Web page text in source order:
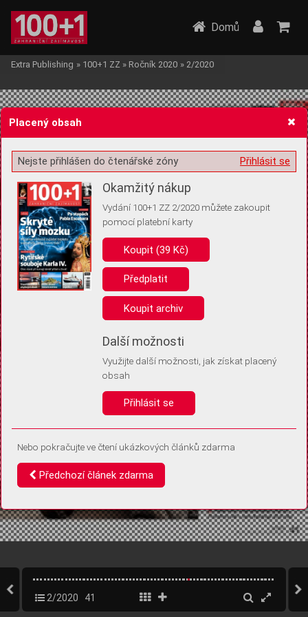
Žádost o souhlas s ukládáním volitelných informací
Pro základní fungování webu nepotřebujeme ukládat žádné informace
(tzv. cookies apod.). Rádi bychom vás ale požádali o souhlas s
uložením volitelných informací:
Anonymní unikátní ID
Díky němu příště poznáme, že se jedná o stejné zařízení, a
Identifikátor je zcela anonymní.
Vaše souhlasy a odmítnutí si ukládáme do vašeho zařízení, abychom se
vás už příště znovu neptali. Můžete je kdykoli později upravit ve Správě
Domů
Extra Publishing » 100+1 ZZ » Ročník 2020 » 2/2020
2/2020 41
Placený obsah
Přihlásit se
Nejste přihlášen do čtenářské zóny
Okamžitý nákup
Vydání 100+1 ZZ 2/2020 můžete zakoupit
pomocí platební karty
Koupit (39 Kč)
Předplatit
Koupit archiv
Další možnosti
Využijte další možnosti, jak získat placený
obsah
Přihlásit se
Nebo pokračujte ve čtení ukázkových článků zdarma
Předchozí článek zdarma